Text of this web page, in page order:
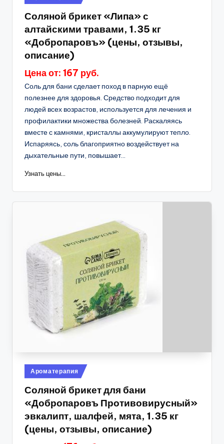
в
Соляной брикет «Липа» с
алтайскими травами, 1.35 кг
«Добропаровъ» (цены, отзывы,
описание)
Цена от: 167 руб.
Соль для бани сделает поход в парную ещё
полезнее для здоровья. Средство подходит для
людей всех возрастов, используется для лечения и
профилактики множества болезней. Раскаляясь
вместе с камнями, кристаллы аккумулируют тепло.
Испаряясь, соль благоприятно воздействует на
дыхательные пути, повышает...
Узнать цены...
Опубликовано
в
Ароматерапия
Соляной брикет для бани
«Добропаровъ Противовирусный»
эвкалипт, шалфей, мята, 1.35 кг
(цены, отзывы, описание)